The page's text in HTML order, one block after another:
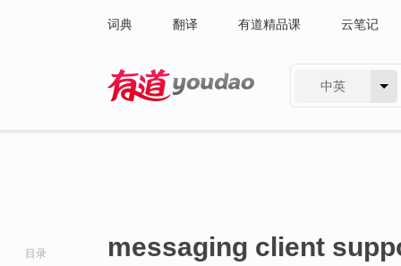
词典 翻译 有道精品课 云笔记
中英
目录 messaging client